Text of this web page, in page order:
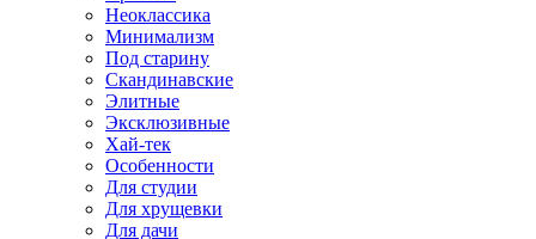
Неоклассика
Минимализм
Под старину
Скандинавские
Элитные
Эксклюзивные
Хай-тек
Особенности
Для студии
Для хрущевки
Для дачи